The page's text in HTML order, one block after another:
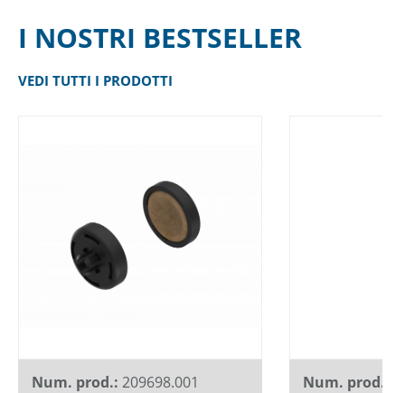
I NOSTRI BESTSELLER
VEDI TUTTI I PRODOTTI
Num. prod.: 209698.001 Num. prod.: